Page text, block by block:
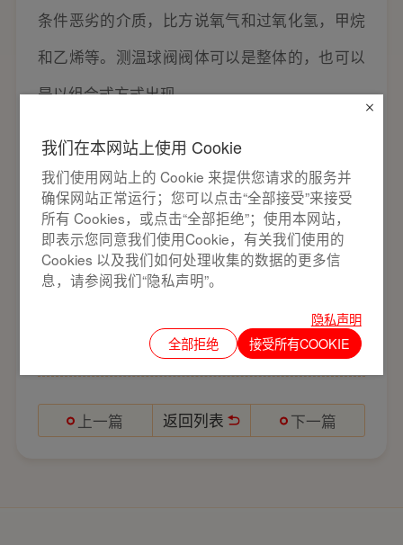
条件恶劣的介质，比方说氧气和过氧化氢，甲烷
和乙烯等。测温球阀阀体可以是整体的，也可以
是以组合式方式出现。
5、球阀和旋塞阀是同属一个类型的阀门，只有
它的关闭件是个球体，球体绕阀体中心线作旋转
来达到开启、关闭的一种阀门。球阀在管路中主
要用来做切断、分配和改变介质的流动方向。球
阀是近年来被广泛采用的一种新型阀门。
以上就是关于什么是测温球阀的介绍。
上一篇 返回列表 下一篇
我们在本网站上使用 Cookie
我们使用网站上的 Cookie 来提供您请求的服务并
确保网站正常运行；您可以点击“全部接受”来接受
所有 Cookies，或点击“全部拒绝”；使用本网站，
即表示您同意我们使用Cookie，有关我们使用的
Cookies 以及我们如何处理收集的数据的更多信
息，请参阅我们“隐私声明”。
隐私声明
全部拒绝
接受所有COOKIE